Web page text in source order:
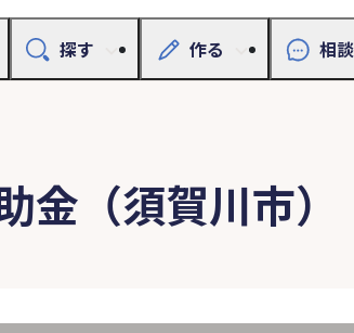
探す 作る 相
（須賀川市）